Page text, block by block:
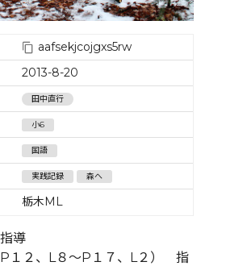
aafsekjcojgxs5rw
2013-8-20
田中直行
小6
国語
実践記録 森へ
栃木ML
指導
P１２、L８～P１７、L２） 指